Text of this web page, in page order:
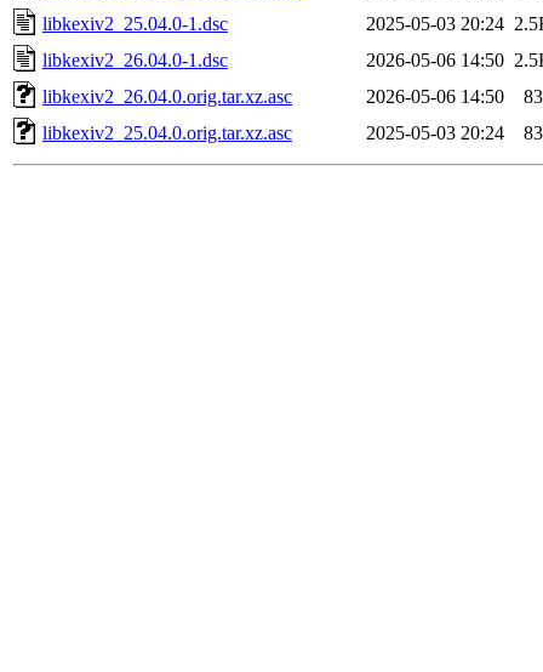
libkexiv2_25.04.0-1.dsc
2025-05-03 20:24
libkexiv2_26.04.0-1.dsc
2026-05-06 14:50
libkexiv2_26.04.0.orig.tar.xz.asc
2026-05-06 14:50
libkexiv2_25.04.0.orig.tar.xz.asc
2025-05-03 20:24